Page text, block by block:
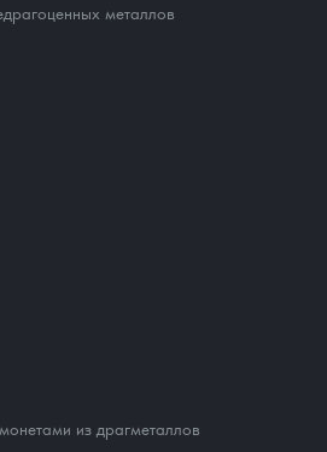
металлов
из драгметаллов